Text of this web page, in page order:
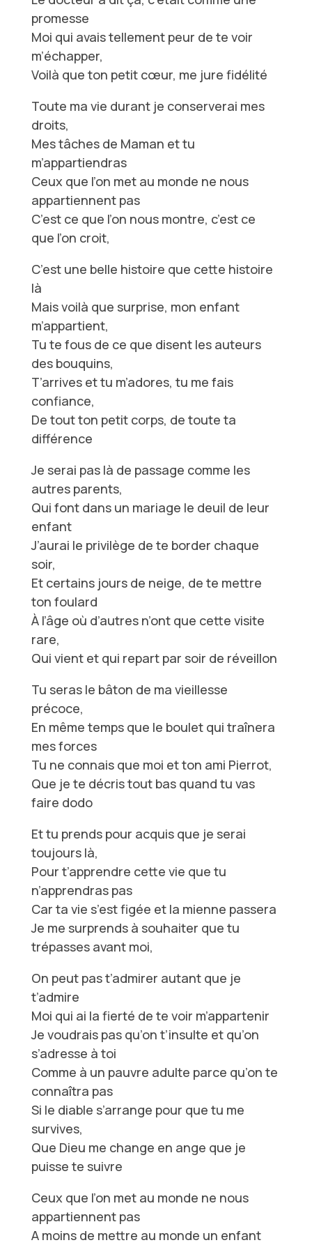
promesse
Moi qui avais tellement peur de te voir
m’échapper,
Voilà que ton petit cœur, me jure fidélité
Toute ma vie durant je conserverai mes
droits,
Mes tâches de Maman et tu
m’appartiendras
Ceux que l’on met au monde ne nous
appartiennent pas
C’est ce que l’on nous montre, c’est ce
que l’on croit,
C’est une belle histoire que cette histoire
là
Mais voilà que surprise, mon enfant
m’appartient,
Tu te fous de ce que disent les auteurs
des bouquins,
T’arrives et tu m’adores, tu me fais
confiance,
De tout ton petit corps, de toute ta
différence
Je serai pas là de passage comme les
autres parents,
Qui font dans un mariage le deuil de leur
enfant
J’aurai le privilège de te border chaque
soir,
Et certains jours de neige, de te mettre
ton foulard
À l’âge où d’autres n’ont que cette visite
rare,
Qui vient et qui repart par soir de réveillon
Tu seras le bâton de ma vieillesse
précoce,
En même temps que le boulet qui traînera
mes forces
Tu ne connais que moi et ton ami Pierrot,
Que je te décris tout bas quand tu vas
faire dodo
Et tu prends pour acquis que je serai
toujours là,
Pour t’apprendre cette vie que tu
n’apprendras pas
Car ta vie s’est figée et la mienne passera
Je me surprends à souhaiter que tu
trépasses avant moi,
On peut pas t’admirer autant que je
t’admire
Moi qui ai la fierté de te voir m’appartenir
Je voudrais pas qu’on t’insulte et qu’on
s’adresse à toi
Comme à un pauvre adulte parce qu’on te
connaîtra pas
Si le diable s’arrange pour que tu me
survives,
Que Dieu me change en ange que je
puisse te suivre
Ceux que l’on met au monde ne nous
appartiennent pas
A moins de mettre au monde un enfant